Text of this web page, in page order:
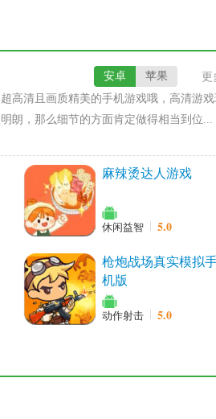
更
苹果
安卓
高清且画质精美的手机游戏哦，高清游
朗，那么细节的方面肯定做得相当到位...
麻辣烫达人游戏
休闲益智 5.0
枪炮战场真实模拟
机版
动作射击 5.0